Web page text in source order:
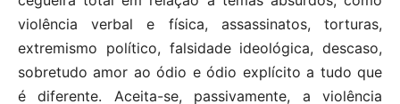
violência verbal e física, assassinatos, torturas,
extremismo político, falsidade ideológica, descaso,
sobretudo amor ao ódio e ódio explícito a tudo que
é diferente. Aceita-se, passivamente, a violência